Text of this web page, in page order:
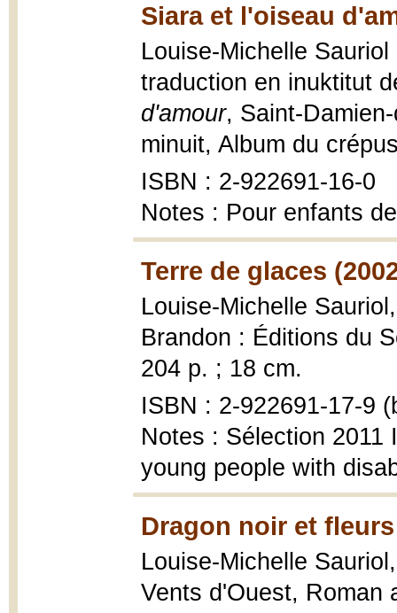
Siara et l'oiseau
Louise-Michelle
traduction en inuktitut
d'amour, Saint-
minuit, Album du
ISBN : 2-922691-16-0
Notes : Pour enfants
Terre de glaces
Louise-Michelle
Brandon : Éditions du
204 p. ; 18 cm.
ISBN : 2-922691-17-9
Notes : Sélection 2011
young people with
Dragon noir et
Louise-Michelle
Vents d'Ouest, Roman